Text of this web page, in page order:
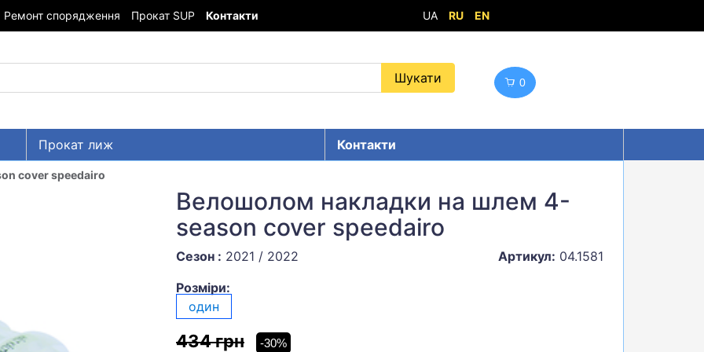
Ремонт спорядження Прокат SUP Контакти UA RU EN
0
Прокат лиж
Контакти
cover speedairo
Велошолом накладки на шлем 4-
season cover speedairo
Сезон : 2021 / 2022 Артикул: 04.1581
Розміри:
один
434 грн -30%